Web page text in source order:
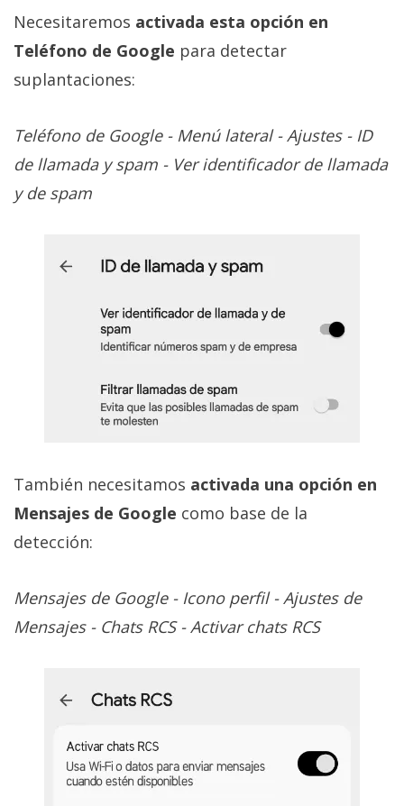
Necesitaremos activada esta opción en
Teléfono de Google para detectar
suplantaciones:
Teléfono de Google - Menú lateral - Ajustes - ID
de llamada y spam - Ver identificador de llamada
y de spam
También necesitamos activada una opción en
Mensajes de Google como base de la
detección:
Mensajes de Google - Icono perfil - Ajustes de
Mensajes - Chats RCS - Activar chats RCS